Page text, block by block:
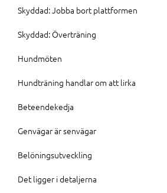
Skyddad: Jobba bort plattformen
Skyddad: Överträning
Hundmöten
Hundträning handlar om att lirka
Beteendekedja
Genvägar är senvägar
Belöningsutveckling
Det ligger i detaljerna